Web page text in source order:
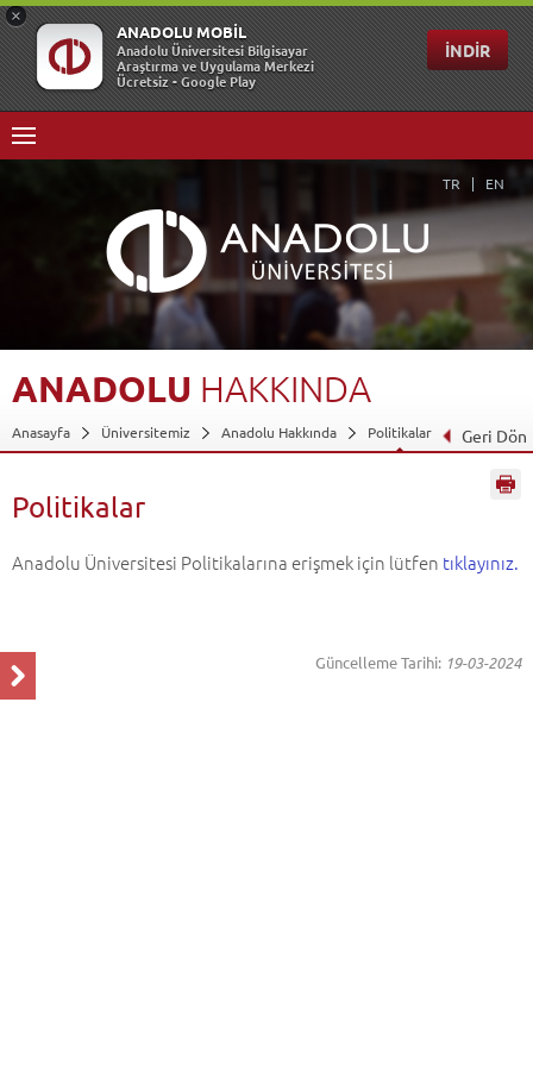
TR EN
ANADOLU HAKKINDA
Anasayfa Üniversitemiz Anadolu Hakkında Politikalar Geri Dön
Politikalar
Anadolu Üniversitesi Politikalarına erişmek için lütfen tıklayınız.
Güncelleme Tarihi: 19-03-2024